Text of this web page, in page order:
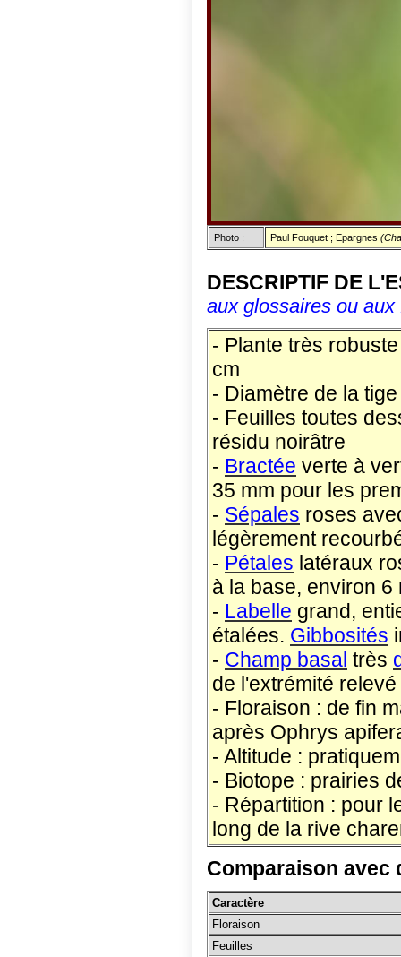
Photo : Paul Fouquet ; Epargnes
DESCRIPTIF DE
aux glossaires ou
- Plante très
cm
- Diamètre de la
- Feuilles toutes
résidu noirâtre
- Bractée verte à
35 mm pour les
- Sépales roses
légèrement
- Pétales latéraux
à la base, environ 6
- Labelle grand,
étalées. Gibbosités
- Champ basal très
de l'extrémité
- Floraison : de fin
après Ophrys
- Altitude :
- Biotope : prairies
- Répartition : pour
long de la rive
Comparaison avec
Caractère
Floraison
Feuilles